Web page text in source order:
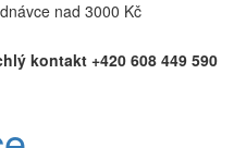
nad 3000 Kč
kontakt +420 608 449 590